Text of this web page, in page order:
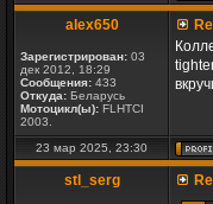
alex650
Зарегистрирован: 03
дек 2012, 18:29
Сообщения: 433
Откуда: Беларусь
Мотоцикл(ы): FLHTCI
2003.
23 мар 2025, 23:30
stl_serg